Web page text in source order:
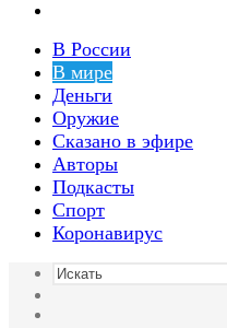
В России
В мире
Деньги
Оружие
Сказано в эфире
Авторы
Подкасты
Спорт
Коронавирус